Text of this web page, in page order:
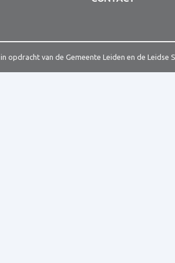
in opdracht van de Gemeente Leiden en de Leidse